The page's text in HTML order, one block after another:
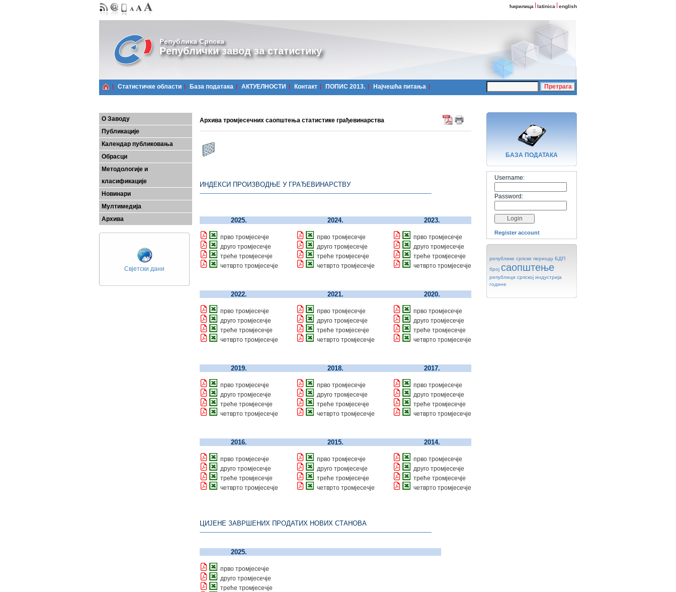
ћирилица latinica english
Република Српска
Републички завод за статистику
Статистичке области Базa података АКТУЕЛНОСТИ Контакт ПОПИС 2013. Најчешћa питања
О Заводу
Публикације
Календар публиковања
Обрасци
Методологије и
класификације
Новинари
Мултимедија
Архива
Свјетски дани
Архива тромјесечних саопштења статистике грађевинарства
ИНДЕКСИ ПРОИЗВОДЊЕ У ГРАЂЕВИНАРСТВУ
2025. 2024. 2023.
прво тромјесечје
друго тромјесечје
треће тромјесечје
четврто тромјесечје
прво тромјесечје
друго тромјесечје
треће тромјесечје
четврто тромјесечје
прво тромјесечје
друго тромјесечје
треће тромјесечје
четврто тромјесечје
2022. 2021. 2020.
прво тромјесечје
друго тромјесечје
треће тромјесечје
четврто тромјесечје
прво тромјесечје
друго тромјесечје
треће тромјесечје
четврто тромјесечје
прво тромјесечје
друго тромјесечје
треће тромјесечје
четврто тромјесечје
2019. 2018. 2017.
прво тромјесечје
друго тромјесечје
треће тромјесечје
четврто тромјесечје
прво тромјесечје
друго тромјесечје
треће тромјесечје
четврто тромјесечје
прво тромјесечје
друго тромјесечје
треће тромјесечје
четврто тромјесечје
2016. 2015. 2014.
прво тромјесечје
друго тромјесечје
треће тромјесечје
четврто тромјесечје
прво тромјесечје
друго тромјесечје
треће тромјесечје
четврто тромјесечје
прво тромјесечје
друго тромјесечје
треће тромјесечје
четврто тромјесечје
ЦИЈЕНЕ ЗАВРШЕНИХ ПРОДАТИХ НОВИХ СТАНОВА
2025.
прво тромјесечје
друго тромјесечје
треће тромјесечје
БАЗA ПОДАТАКА
Username:
Password:
Register account
републике српске периоду БДП
број саопштење
републици српској индустрија
године